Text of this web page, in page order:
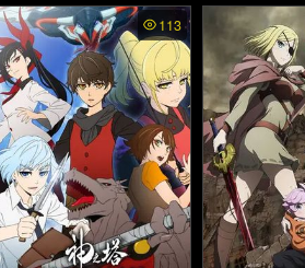
The Liberator พากย์ไทย (2
020)
Gamera
- กาเมร่า รี
113